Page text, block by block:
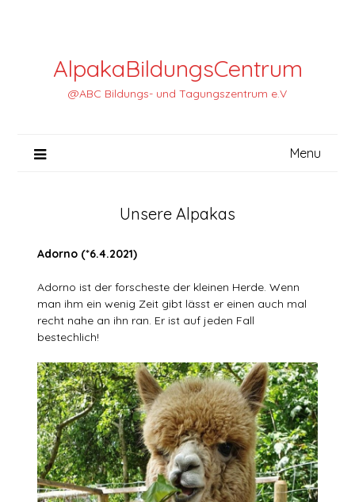
AlpakaBildungsCentrum
@ABC Bildungs- und Tagungszentrum e.V
Menu
Unsere Alpakas
Adorno (*6.4.2021)
Adorno ist der forscheste der kleinen Herde. Wenn
man ihm ein wenig Zeit gibt lässt er einen auch mal
recht nahe an ihn ran. Er ist auf jeden Fall
bestechlich!